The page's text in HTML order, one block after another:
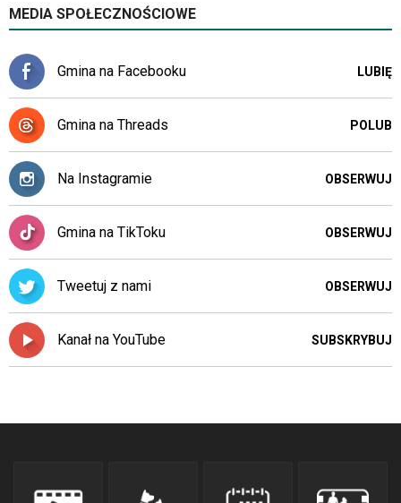
oraz
mogą
być
wyposażone
w
dedykowane
skróty
klawiaturowe
przyjęte
dla
danej
platformy.
MEDIA SPOŁECZNOŚCIOWE
Gmina na Facebooku LUBIĘ
Gmina na Threads POLUB
Na Instagramie OBSERWUJ
Gmina na TikToku OBSERWUJ
Tweetuj z nami OBSERWUJ
Kanał na YouTube SUBSKRYBUJ